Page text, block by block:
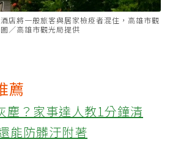
店將一般旅客與居家檢疫者混住，高雄市觀
／高雄市觀光局提供
薦
塵？家事達人教1分鐘清
能防髒汙附著